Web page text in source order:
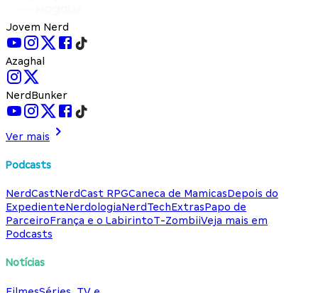
Jovem Nerd
Azaghal
NerdBunker
Ver mais
Podcasts
NerdCastNerdCast RPGCaneca de MamicasDepois do
ExpedienteNerdologiaNerdTechExtrasPapo de
ParceiroFrança e o LabirintoT-ZombiiVeja mais em
Podcasts
Notícias